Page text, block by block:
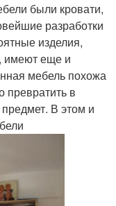
были кровати,
разработки
изделия,
имеют еще и
мебель похожа
превратить в
В этом и